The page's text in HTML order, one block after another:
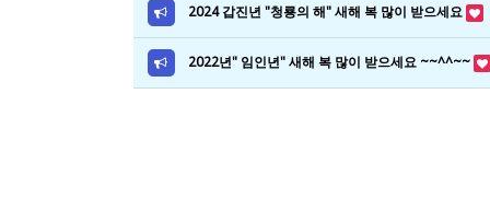
2024 갑진년 "청룡의 해" 새해 복 많이 받으세요
2022년" 임인년" 새해 복 많이 받으세요 ~~^^~~